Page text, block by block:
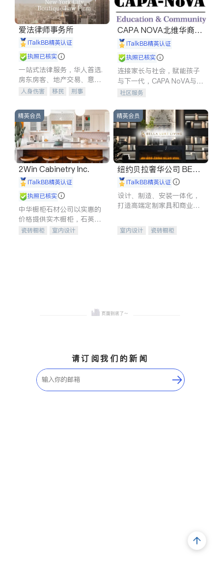
爱法律师事务所
iTalkBB精英认证
执照已核实
一站式法律服务，华人首选.
房东房客、地产交易、意外
伤害、车祸重伤、商业诉
建筑合同、刑事案件全包办
人身伤害 移民
刑事
信托/遗嘱
商业
商标注册
索赔
律师-其它 保释
CAPA NOVA北维华裔家
长会iTalkBB精英认证
执照已核实
连接家长与社会，赋能孩子
与下一代，CAPA NoVA与您
携手建设包容、公平、充满
社区服务
精英会员
2Win Cabinetry Inc.
iTalkBB精英认证
执照已核实
中华橱柜石材公司以实惠的
价格提供实木橱柜，石英石
台面，多种优质不锈钢水
瓷砖橱柜
室内设计
精英会员
纽约贝拉奢华公司 BELL
A LUXE
iTalkBB精英认证
设计、制造、安装一体化，
打造高端定制家具和商业空
室内设计
瓷砖橱柜
请订阅我们的新闻